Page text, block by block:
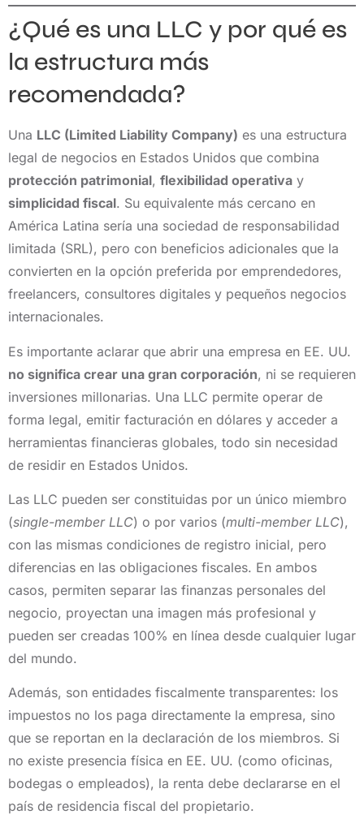
¿Qué es una LLC y por qué es
la estructura más
recomendada?
Una LLC (Limited Liability Company) es una estructura
legal de negocios en Estados Unidos que combina
protección patrimonial, flexibilidad operativa y
simplicidad fiscal. Su equivalente más cercano en
América Latina sería una sociedad de responsabilidad
limitada (SRL), pero con beneficios adicionales que la
convierten en la opción preferida por emprendedores,
freelancers, consultores digitales y pequeños negocios
internacionales.
Es importante aclarar que abrir una empresa en EE. UU.
no significa crear una gran corporación, ni se requieren
inversiones millonarias. Una LLC permite operar de
forma legal, emitir facturación en dólares y acceder a
herramientas financieras globales, todo sin necesidad
de residir en Estados Unidos.
Las LLC pueden ser constituidas por un único miembro
(single-member LLC) o por varios (multi-member LLC),
con las mismas condiciones de registro inicial, pero
diferencias en las obligaciones fiscales. En ambos
casos, permiten separar las finanzas personales del
negocio, proyectan una imagen más profesional y
pueden ser creadas 100% en línea desde cualquier lugar
del mundo.
Además, son entidades fiscalmente transparentes: los
impuestos no los paga directamente la empresa, sino
que se reportan en la declaración de los miembros. Si
no existe presencia física en EE. UU. (como oficinas,
bodegas o empleados), la renta debe declararse en el
país de residencia fiscal del propietario.